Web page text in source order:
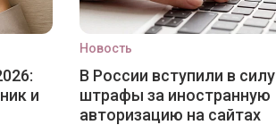
и
Новость
В России вступили в силу
штрафы за иностранную
авторизацию на сайтах